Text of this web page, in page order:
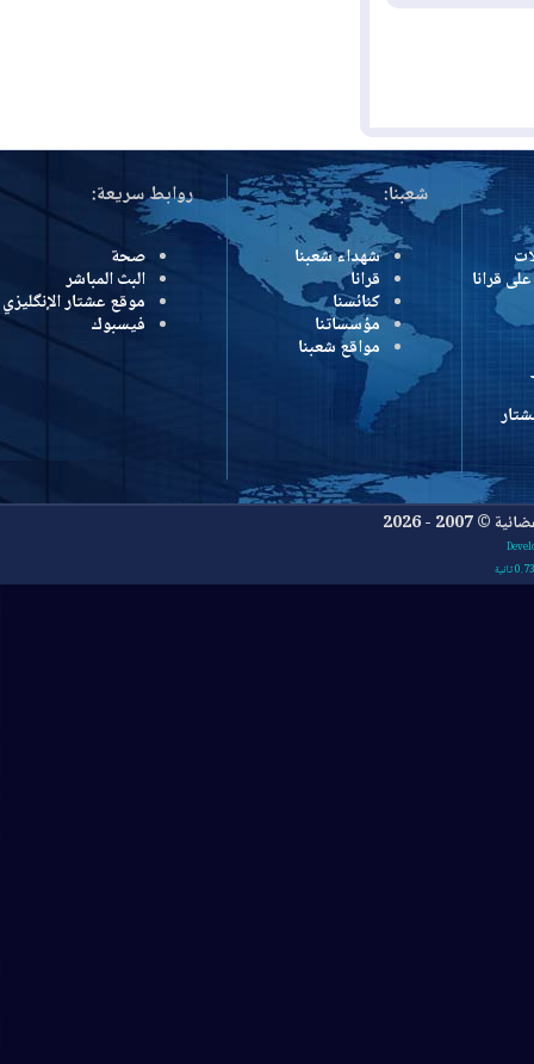
شعبنا:
شهداء شعبنا
قرانا
كنائسنا
مؤسساتنا
مواقع شعبنا
روابط سريعة:
صحة
البث المباشر
موقع عشتار الإنگليزي
فيسبوك
2026